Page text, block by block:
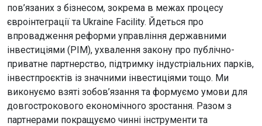
пов’язаних з бізнесом, зокрема в межах процесу
євроінтеграції та Ukraine Facility. Йдеться про
впровадження реформи управління державними
інвестиціями (PIM), ухвалення закону про публічно-
приватне партнерство, підтримку індустріальних парків,
інвестпроєктів із значними інвестиціями тощо. Ми
виконуємо взяті зобов’язання та формуємо умови для
довгострокового економічного зростання. Разом з
партнерами покращуємо чинні інструменти та